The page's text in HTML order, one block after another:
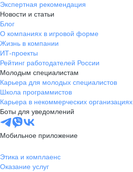
Экспертная рекомендация
Новости и статьи
Блог
О компаниях в игровой форме
Жизнь в компании
ИТ-проекты
Рейтинг работодателей России
Молодым специалистам
Карьера для молодых специалистов
Школа программистов
Карьера в некоммерческих организациях
Боты для уведомлений
Мобильное приложение
Этика и комплаенс
Оказание услуг